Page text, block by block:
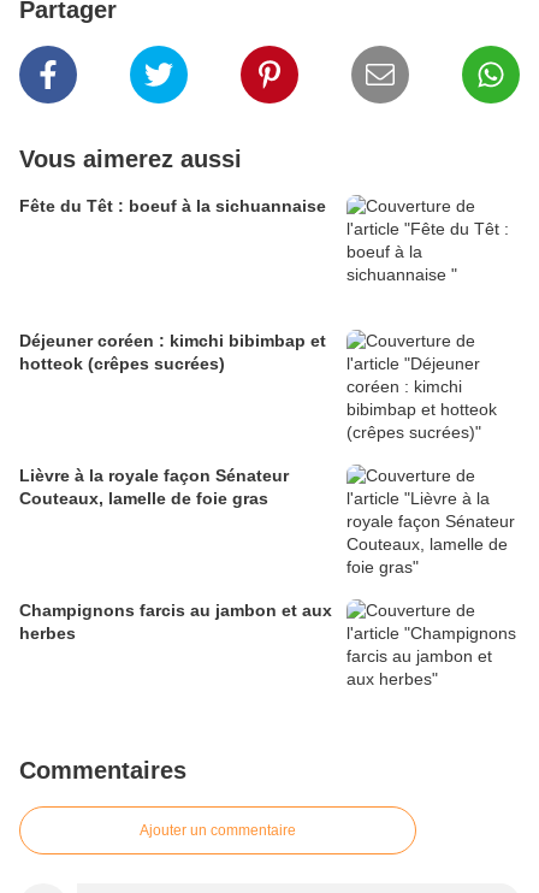
Partager
Vous aimerez aussi
Fête du Têt : boeuf à la sichuannaise
Déjeuner coréen : kimchi bibimbap et
hotteok (crêpes sucrées)
Lièvre à la royale façon Sénateur
Couteaux, lamelle de foie gras
Champignons farcis au jambon et aux
herbes
Commentaires
Ajouter un commentaire